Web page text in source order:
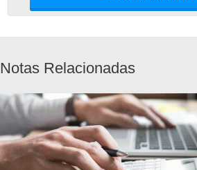
Notas Relacionadas